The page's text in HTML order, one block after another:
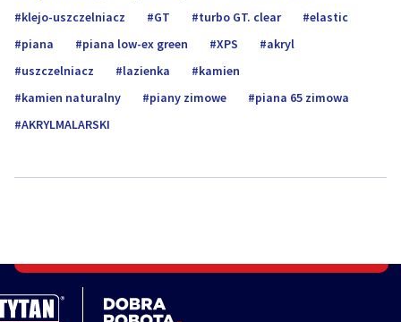
klejo-uszczelniacz
GT turbo GT. clear
elastic
piana
piana low-ex green XPS
akryl
uszczelniacz
lazienka
kamien
kamien naturalny
piany zimowe
piana 65 zimowa
AKRYLMALARSKI